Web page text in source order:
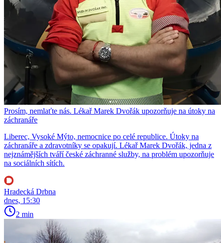
Prosím, nemlaťte nás. Lékař Marek Dvořák upozorňuje na útoky na
záchranáře
Liberec, Vysoké Mýto, nemocnice po celé republice. Útoky na
záchranáře a zdravotníky se opakují. Lékař Marek Dvořák, jedna z
nejznámějších tváří české záchranné služby, na problém upozorňuje
na sociálních sítích.
Hradecká Drbna
dnes, 15:30
2 min